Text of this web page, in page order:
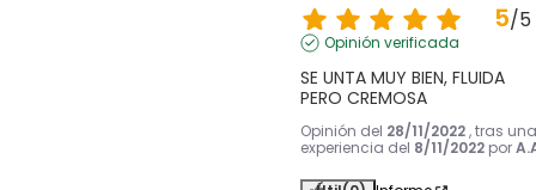
5/5
Opinión verificada
SE UNTA MUY BIEN, FLUIDA
PERO CREMOSA
Opinión del 28/11/2022 , tras una
experiencia del 8/11/2022 por